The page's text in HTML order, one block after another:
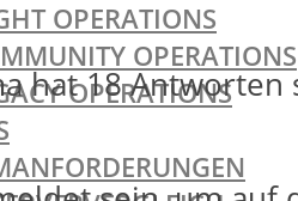
OPERATIONS
OPERATIONS
OPERATIONS
hat 18